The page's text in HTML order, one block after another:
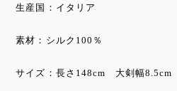
生産国：イタリア
素材：シルク100％
サイズ：長さ148cm 大剣幅8.5cm